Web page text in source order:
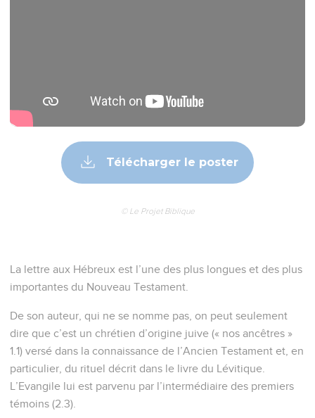
Télécharger le poster
© Le Projet Biblique
La lettre aux Hébreux est l’une des plus longues et des plus
importantes du Nouveau Testament.
De son auteur, qui ne se nomme pas, on peut seulement
dire que c’est un chrétien d’origine juive (« nos ancêtres »
1.1) versé dans la connaissance de l’Ancien Testament et, en
particulier, du rituel décrit dans le livre du Lévitique.
L’Evangile lui est parvenu par l’intermédiaire des premiers
témoins (2.3).